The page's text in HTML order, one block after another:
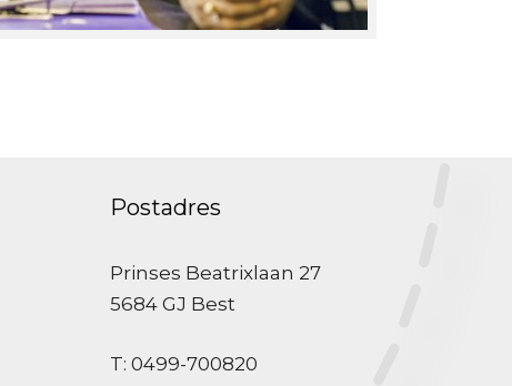
Postadres
Prinses Beatrixlaan 27
5684 GJ Best
T: 0499-700820